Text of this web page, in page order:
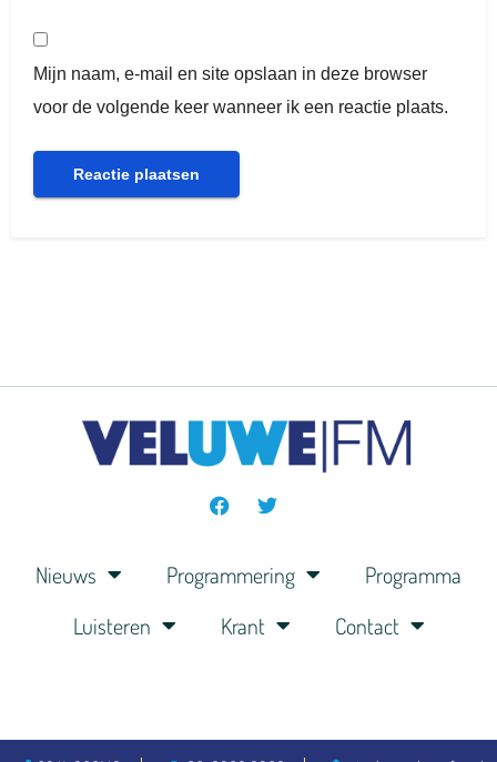
Mijn naam, e-mail en site opslaan in deze browser
voor de volgende keer wanneer ik een reactie plaats.
Nieuws Programmering
Programma
Luisteren
Krant Contact